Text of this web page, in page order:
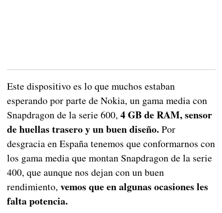
Este dispositivo es lo que muchos estaban
esperando por parte de Nokia, un gama media con
Snapdragon de la serie 600, 4 GB de RAM, sensor
de huellas trasero y un buen diseño. Por
desgracia en España tenemos que conformarnos con
los gama media que montan Snapdragon de la serie
400, que aunque nos dejan con un buen
rendimiento, vemos que en algunas ocasiones les
falta potencia.